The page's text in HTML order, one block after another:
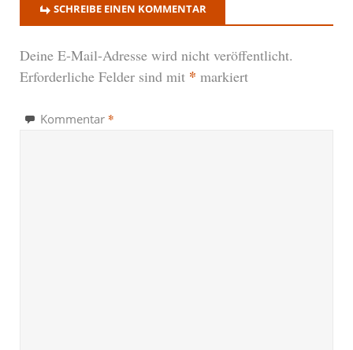
SCHREIBE EINEN KOMMENTAR
Deine E-Mail-Adresse wird nicht veröffentlicht.
Erforderliche Felder sind mit * markiert
Kommentar *